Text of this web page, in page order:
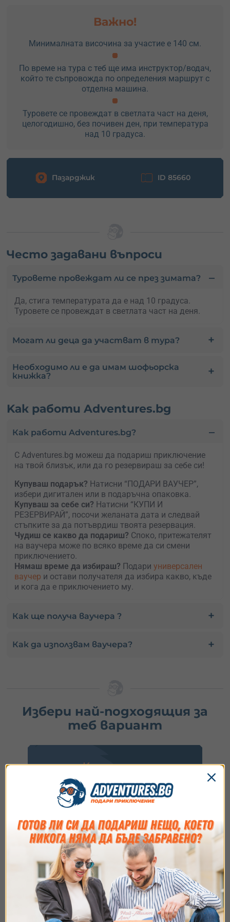
Важно!
Минималната височина за участие е 140 см.
По време на тура с теб ще има инструктор/водач,
който те съпровожда по определения маршрут с
отделна машина.
Туровете се провеждат в светлата част на деня,
целогодишно, без почивен ден, при температура
над 10 градуса.
Пазарджик ID 85660
Често задавани въпроси
Туровете провеждат ли се през зимата?
Да, стига температурата да е над 10 градуса.
Туровете се провеждат в светлата част на деня.
Могат ли деца да участват в тура?
Необходимо ли е да имам шофьорска
книжка?
Kак работи Adventures.bg
Как работи Adventures.bg?
С Adventures.bg можеш да подариш приключение
на твой близък, или да го резервираш за себе си!
Купуваш подарък? Натисни “ПОДАРИ ВАУЧЕР”,
избери дигитален или в подаръчна опаковка.
Kупуваш за себе си? Натисни “КУПИ И
РЕЗЕРВИРАЙ”, посочи желаната дата и следвай
стъпките за да потъврдиш твоята резервация.
Чудиш се какво да подариш? Споко, притежателят
на ваучера може по всяко време да си смени
приключението.
Нямаш време да избираш? Подари универсален
ваучер и остави получателя да избира какво, къде
и кога да е приключението му.
Как ще получа ваучера ?
Как да използвам ваучера?
Избери най-подходящия за
теб вариант
Купи ваучер
Избери ваучер
Добави опаковка
3. Напиши пожелание
Идеално за подарък или ако искаш да заявиш
резервация после.
Виж опциите
Съгласие Подробности Относно
Ние използваме бисквитки. Използваме
бисквитки и подобни технологии, за да осигурим
работата на уебсайта, да подобрим